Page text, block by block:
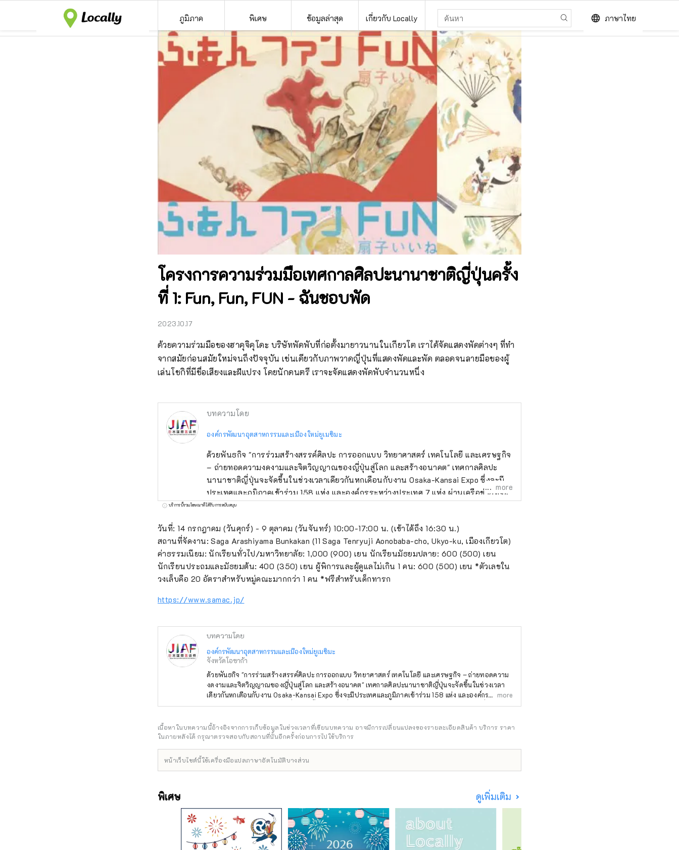
ภูมิภาค พิเศษ ข้อมูลล่าสุด เกี่ยวกับ Locally language ภาษาไทย
โครงการความร่วมมือเทศกาลศิลปะนานาชาติญี่ปุ่นครั้ง
ที่ 1: Fun, Fun, FUN - ฉันชอบพัด
2023.10.17
ด้วยความร่วมมือของฮาคุจิคุโดะ บริษัทพัดพับที่ก่อตั้งมายาวนานในเกียวโต เราได้จัดแสดงพัดต่างๆ ที่ทำ
จากสมัยก่อนสมัยใหม่จนถึงปัจจุบัน เช่นเดียวกับภาพวาดญี่ปุ่นที่แสดงพัดและพัด ตลอดจนลายมือของผู้
เล่นโชกิที่มีชื่อเสียงและฝีแปรง โดยนักดนตรี เราจะจัดแสดงพัดพับจำนวนหนึ่ง
บทความโดย
องค์กรพัฒนาอุตสาหกรรมและเมืองใหม่ยูเมชิมะ
ด้วยพันธกิจ "การร่วมสร้างสรรค์ศิลปะ การออกแบบ วิทยาศาสตร์ เทคโนโลยี และเศรษฐกิจ
– ถ่ายทอดความงดงามและจิตวิญญาณของญี่ปุ่นสู่โลก และสร้างอนาคต" เทศกาลศิลปะ
นานาชาติญี่ปุ่นจะจัดขึ้นในช่วงเวลาเดียวกันหกเดือนกับงาน Osaka-Kansai Expo ซึ่งจะมี
ประเทศและภูมิภาคเข้าร่วม 158 แห่ง และองค์กรระหว่างประเทศ 7 แห่ง ผ่านเครือข่ายที่จะ
เกิดขึ้น ณ สถานที่จัดงาน Expo และในเกียวโต โอซาก้า คันไซ และทั่วประเทศ เพื่อส่งเสริม
สบายซึ่งชีวิตจะสดใส เราหวังว่างาน Expo จะเป็นโอกาสในการขยายวงกว้างของการร่วม
สร้างสรรค์ในด้านวัฒนธรรมและศิลปะที่หลากหลาย วิทยาศาสตร์และเทคโนโลยี และ
เศรษฐกิจกับประเทศต่างๆ ทั่วโลก *********************************** องค์กร
พัฒนาอุตสาหกรรมและเมืองใหม่ยูเมะชิมะ (จำกัด) / เลขานุการ: สถาบันออกแบบเมืองเพื่อ
สุขภาพ (จำกัด) https://yumeshimakikou.org/ อาคาร Mainichi Shimbun 3-4-5 Umeda,
8803 ***************************************
more
บริการนี้รวมโฆษณาที่ได้รับการสนับสนุน
วันที่: 14 กรกฎาคม (วันศุกร์) - 9 ตุลาคม (วันจันทร์) 10:00-17:00 น. (เข้าได้ถึง 16:30 น.)
สถานที่จัดงาน: Saga Arashiyama Bunkakan (11 Saga Tenryuji Aonobaba-cho, Ukyo-ku, เมืองเกียวโต)
ค่าธรรมเนียม: นักเรียนทั่วไป/มหาวิทยาลัย: 1,000 (900) เยน นักเรียนมัธยมปลาย: 600 (500) เยน
นักเรียนประถมและมัธยมต้น: 400 (350) เยน ผู้พิการและผู้ดูแลไม่เกิน 1 คน: 600 (500) เยน *ตัวเลขใน
วงเล็บคือ 20 อัตราสำหรับหมู่คณะมากกว่า 1 คน *ฟรีสำหรับเด็กทารก
https://www.samac.jp/
บทความโดย
องค์กรพัฒนาอุตสาหกรรมและเมืองใหม่ยูเมชิมะ
จังหวัดโอซาก้า
ด้วยพันธกิจ "การร่วมสร้างสรรค์ศิลปะ การออกแบบ วิทยาศาสตร์ เทคโนโลยี และเศรษฐกิจ – ถ่ายทอดความ
งดงามและจิตวิญญาณของญี่ปุ่นสู่โลก และสร้างอนาคต" เทศกาลศิลปะนานาชาติญี่ปุ่นจะจัดขึ้นในช่วงเวลา
เดียวกันหกเดือนกับงาน Osaka-Kansai Expo ซึ่งจะมีประเทศและภูมิภาคเข้าร่วม 158 แห่ง และองค์กรระหว่าง
ประเทศ 7 แห่ง ผ่านเครือข่ายที่จะเกิดขึ้น ณ สถานที่จัดงาน Expo และในเกียวโต โอซาก้า คันไซ และทั่วประเทศ
ซึ่งชีวิตจะสดใส เราหวังว่างาน Expo จะเป็นโอกาสในการขยายวงกว้างของการร่วมสร้างสรรค์ในด้าน
วัฒนธรรมและศิลปะที่หลากหลาย วิทยาศาสตร์และเทคโนโลยี และเศรษฐกิจกับประเทศต่างๆ ทั่วโลก
เลขานุการ: สถาบันออกแบบเมืองเพื่อสุขภาพ (จำกัด) https://yumeshimakikou.org/ อาคาร Mainichi
Shimbun 3-4-5 Umeda, Kita-ku, Osaka 530-0001 อีเมล: info@yumeshimakikou.com โทรศัพท์: 06-
more
เนื้อหาในบทความนี้อ้างอิงจากการเก็บข้อมูลในช่วงเวลาที่เขียนบทความ อาจมีการเปลี่ยนแปลงของรายละเอียดสินค้า บริการ ราคา
ในภายหลังได้ กรุณาตรวจสอบกับสถานที่นั้นอีกครั้งก่อนการไปใช้บริการ
หน้าเว็บไซต์นี้ใช้เครื่องมือแปลภาษาอัตโนมัติบางส่วน
พิเศษ ดูเพิ่มเติม